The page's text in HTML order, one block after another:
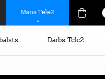
Mans Tele2
Darbs Tele2